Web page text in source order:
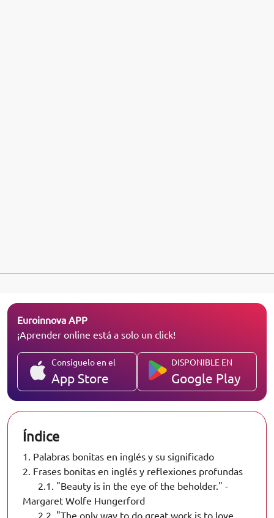
Euroinnova APP
¡Aprender online está a solo un click!
Consíguelo en el
App Store
DISPONIBLE EN
Google Play
Índice
1.
Palabras bonitas en inglés y su significado
2. Frases bonitas en inglés y reflexiones profundas
2.1.
"Beauty is in the eye of the beholder." -
Margaret Wolfe Hungerford
2.2. "The only way to do great work is to love